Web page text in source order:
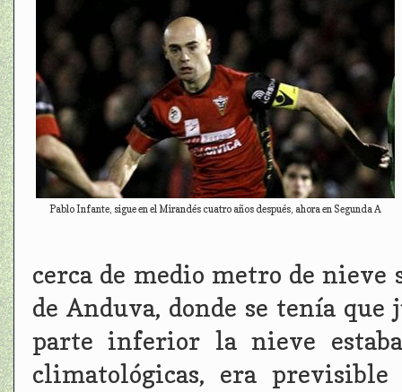
Pablo Infante, sigue en el Mirandés cuatro años después, ahora en Segunda A
cerca de medio metro de nieve
de Anduva, donde se tenía
parte inferior la nieve
climatológicas, era